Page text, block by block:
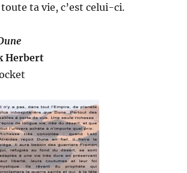
ta vie, c’est celui-ci.
Herbert